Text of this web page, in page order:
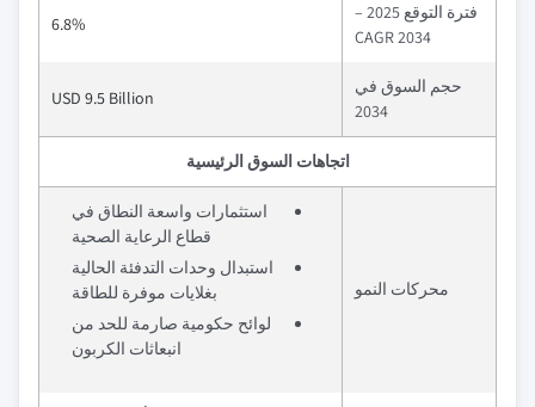
فترة التوقع 2025 –
2034 CAGR
6.8%
حجم السوق في
2034
USD 9.5 Billion
اتجاهات السوق الرئيسية
محركات النمو
استثمارات واسعة النطاق في
قطاع الرعاية الصحية
استبدال وحدات التدفئة الحالية
بغلايات موفرة للطاقة
لوائح حكومية صارمة للحد من
انبعاثات الكربون